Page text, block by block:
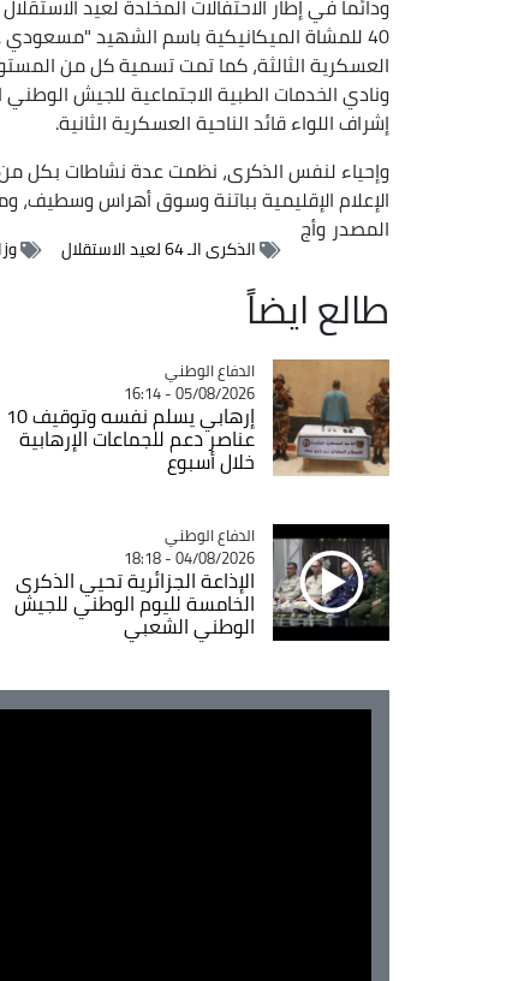
40 للمشاة الميكانيكية باسم الشهيد "مسعودي
العسكرية الثالثة، كما تمت تسمية كل من
ونادي الخدمات الطبية الاجتماعية للجيش
إشراف اللواء قائد الناحية العسكرية الثانية.
وإحياء لنفس الذكرى، نظمت عدة نشاطات بكل من
الإعلام الإقليمية بباتنة وسوق أهراس وسطيف،
المصدر وأج
الذكرى الـ 64 لعيد الاستقلال
طالع ايضاً
Catégorie
الدفاع الوطني
05/08/2026 - 16:14
إرهابي يسلم نفسه وتوقيف 10
عناصر دعم للجماعات الإرهابية
خلال أسبوع
Catégorie
الدفاع الوطني
04/08/2026 - 18:18
الإذاعة الجزائرية تحيي الذكرى
الخامسة لليوم الوطني للجيش
الوطني الشعبي